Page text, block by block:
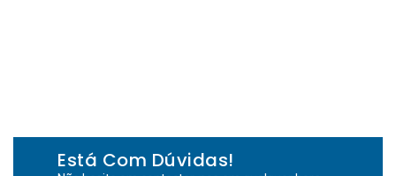
Está Com Dúvidas!